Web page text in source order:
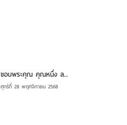
ขอบพระคุณ คุณหนึ่ง ล...
ศุกร์ที่ 28 พฤศจิกายน 2568